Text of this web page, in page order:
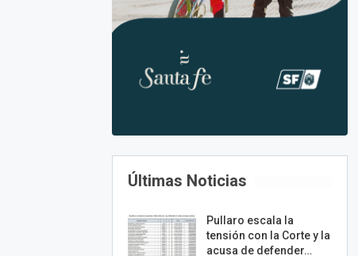
Últimas Noticias
Pullaro escala la
tensión con la Corte y la
acusa de defender…